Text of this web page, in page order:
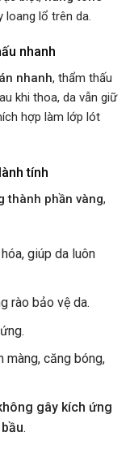
loang lổ trên da.
nhanh
nhanh, thẩm thấu
khi thoa, da vẫn giữ
hợp làm lớp lót
tính
thành phần vàng,
giúp da luôn
rào bảo vệ da.
màng, căng bóng,
gây kích ứng
.